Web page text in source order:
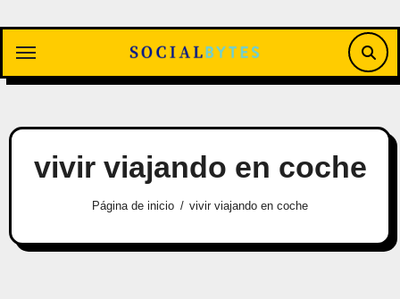
contenido
vivir viajando en coche
Página de inicio vivir viajando en coche